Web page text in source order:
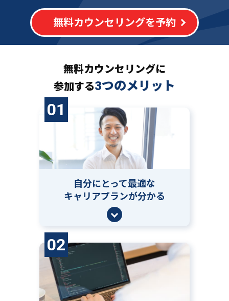
無料カウンセリングを予約
無料カウンセリングに
参加する3つのメリット
01
自分にとって最適な
キャリアプランが分かる
02